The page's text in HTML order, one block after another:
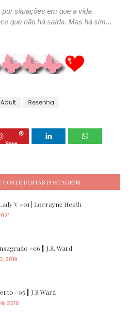
situações em que a vida
que não há saída. Mas há sim...
Resenha
Save
DESTAS POSTAGENS
V #01 | Lorrayne Heath
#06 || J.R. Ward
2019
#05 || J.R Ward
2019